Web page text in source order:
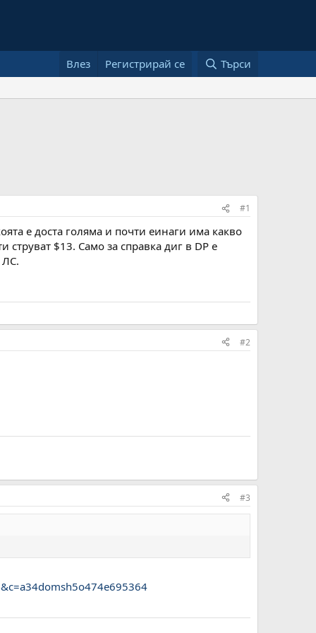
Влез Регистрирай се Търси
#1
е доста голяма и почти еинаги има какво
$13. Само за справка диг в DP е
ЛС.
#2
#3